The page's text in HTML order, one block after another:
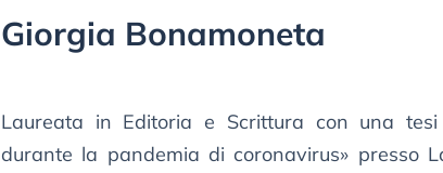
Giorgia Bonamoneta
Laureata in Editoria e Scrittura con una tesi
durante la pandemia di coronavirus» presso